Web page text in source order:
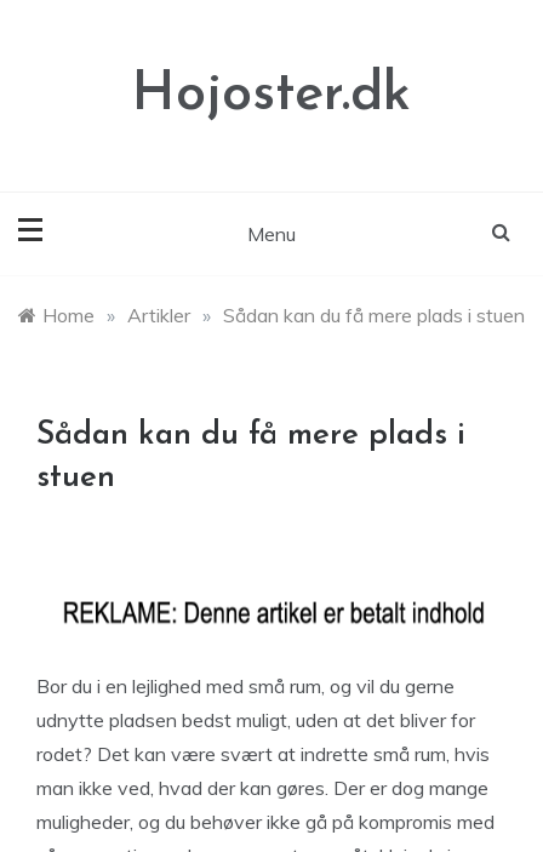
Hojoster.dk
Menu
Home » Artikler » Sådan kan du få mere plads i stuen
Sådan kan du få mere plads i
stuen
Bor du i en lejlighed med små rum, og vil du gerne
udnytte pladsen bedst muligt, uden at det bliver for
rodet? Det kan være svært at indrette små rum, hvis
man ikke ved, hvad der kan gøres. Der er dog mange
muligheder, og du behøver ikke gå på kompromis med